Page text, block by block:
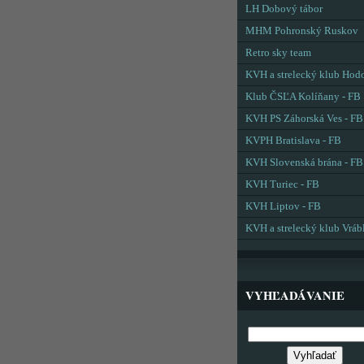
LH Dobový tábor
MHM Pohronský Ruskov
Retro sky team
KVH a strelecký klub
Klub ČSĽA Kolíňany - FB
KVH PS Záhorská Ves - FB
KVPH Bratislava - FB
KVH Slovenská brána - FB
KVH Turiec - FB
KVH Liptov - FB
KVH a strelecký klub
VYHĽADÁVANIE